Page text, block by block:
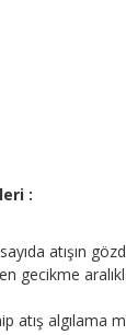
:
atışın
gecikme
atış algılama